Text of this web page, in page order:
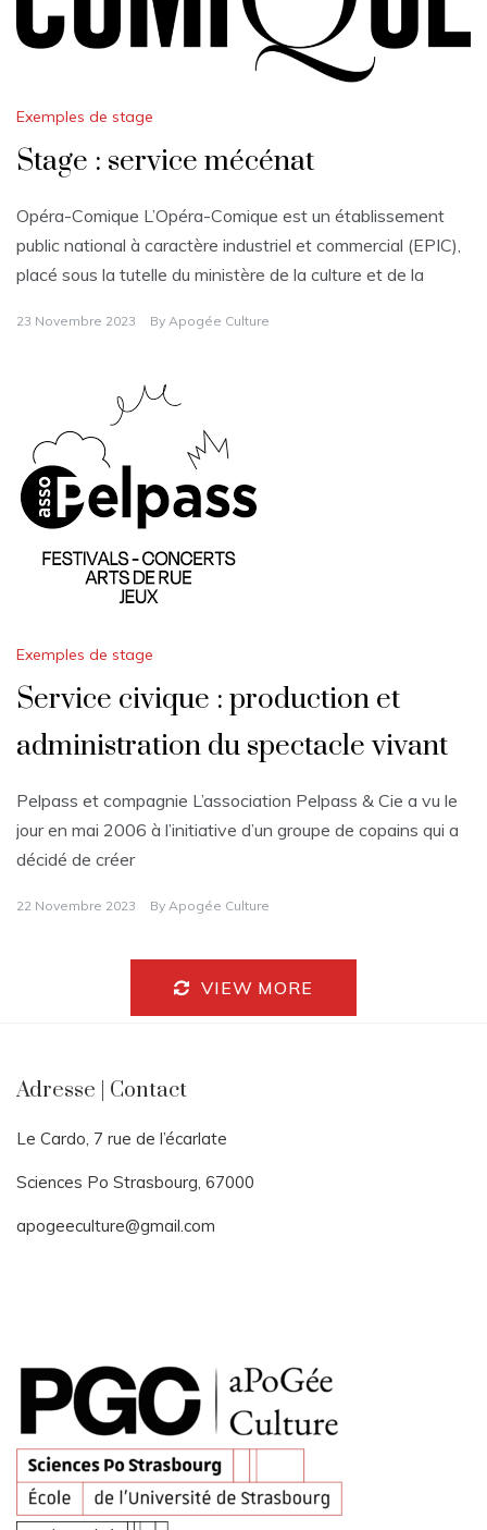
Exemples de stage
Stage : service mécénat
Opéra-Comique L’Opéra-Comique est un établissement
public national à caractère industriel et commercial (EPIC),
placé sous la tutelle du ministère de la culture et de la
23 Novembre 2023 By Apogée Culture
Exemples de stage
Service civique : production et
administration du spectacle vivant
Pelpass et compagnie L’association Pelpass & Cie a vu le
jour en mai 2006 à l’initiative d’un groupe de copains qui a
décidé de créer
22 Novembre 2023 By Apogée Culture
VIEW MORE
Adresse | Contact
Le Cardo, 7 rue de l’écarlate
Sciences Po Strasbourg, 67000
apogeeculture@gmail.com